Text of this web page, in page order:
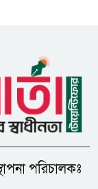
সাইফুল ইসলাম
পরিচালকঃ